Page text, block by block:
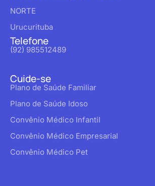
NORTE
Urucurituba
Telefone
(92) 985512489
Cuide-se
Plano de Saúde Familiar
Plano de Saúde Idoso
Convênio Médico Infantil
Convênio Médico Empresarial
Convênio Médico Pet